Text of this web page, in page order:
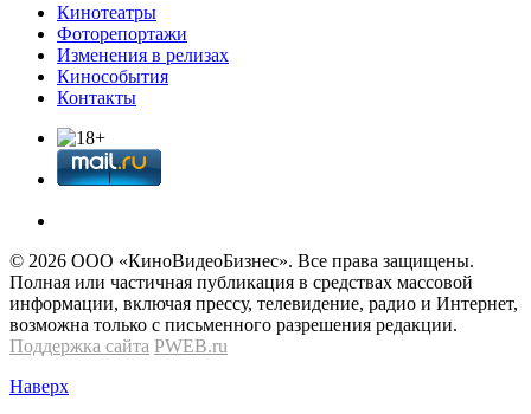
Кинотеатры
Фоторепортажи
Изменения в релизах
Кинособытия
Контакты
© 2026 OOО «КиноВидеоБизнес». Все права защищены.
Полная или частичная публикация в средствах массовой
информации, включая прессу, телевидение, радио и Интернет,
возможна только с письменного разрешения редакции.
Поддержка сайта PWEB.ru
Наверх